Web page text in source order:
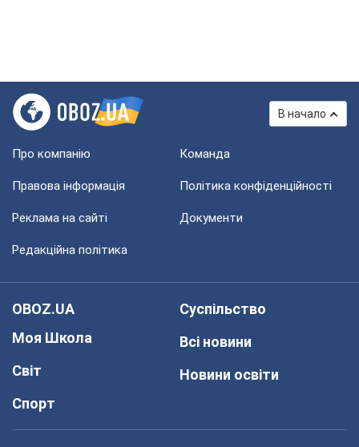
В начало
Про компанію Команда
Правова інформація Політика конфіденційності
Реклама на сайті Документи
Редакційна політика
OBOZ.UA
Моя Школа
Світ
Спорт
Суспільство
Всі новини
Новини освіти